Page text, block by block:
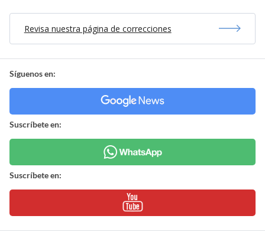
Revisa nuestra página de correcciones
Síguenos en:
Suscríbete en:
Suscríbete en: